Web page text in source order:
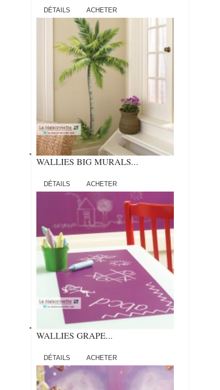
DÉTAILS ACHETER
WALLIES BIG MURALS...
DÉTAILS ACHETER
WALLIES GRAPE...
DÉTAILS ACHETER